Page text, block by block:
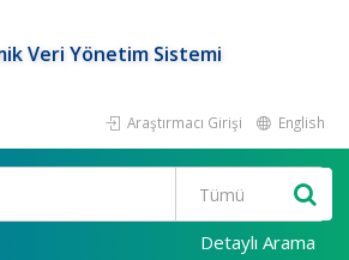
Veri Yönetim Sistemi
Araştırmacı Girişi English
Detaylı Arama